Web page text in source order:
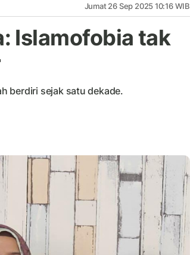
Jumat 26 Sep 2025 10:16 WIB
Islamofobia tak
berdiri sejak satu dekade.